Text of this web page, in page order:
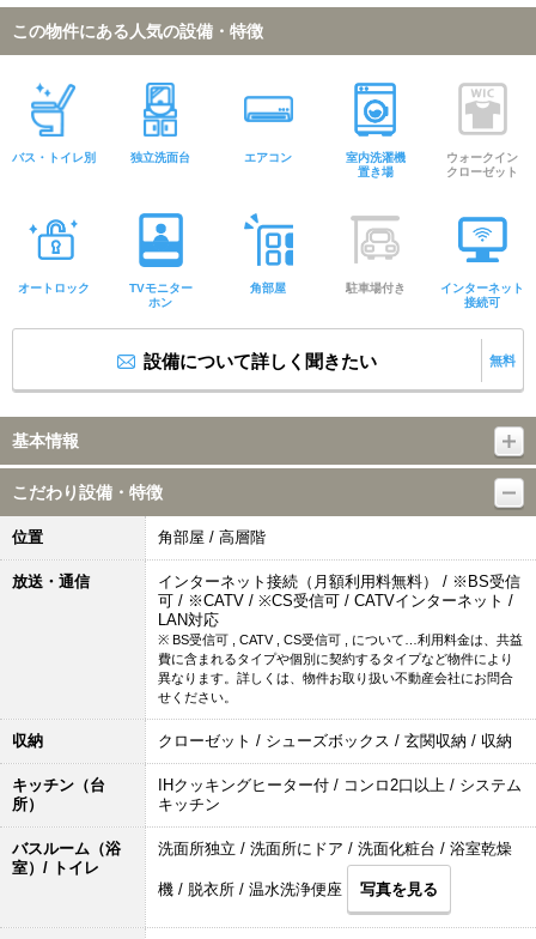
この物件にある人気の設備・特徴
バス・トイレ別 独立洗面台 エアコン
室内洗濯機
置き場
ウォークイン
クローゼット
オートロック
TVモニター
ホン
角部屋 駐車場付き
インターネット
接続可
設備について詳しく聞きたい 無料
基本情報
こだわり設備・特徴
位置 角部屋 / 高層階
放送・通信
インターネット接続（月額利用料無料） / ※BS受信
可 / ※CATV / ※CS受信可 / CATVインターネット /
LAN対応
※ BS受信可 , CATV , CS受信可 , について…利用料金は、共益
費に含まれるタイプや個別に契約するタイプなど物件により
異なります。詳しくは、物件お取り扱い不動産会社にお問合
せください。
収納 クローゼット / シューズボックス / 玄関収納 / 収納
キッチン（台
所）
IHクッキングヒーター付 / コンロ2口以上 / システム
キッチン
バスルーム（浴
室）/ トイレ
洗面所独立 / 洗面所にドア / 洗面化粧台 / 浴室乾燥
機 / 脱衣所 / 温水洗浄便座 写真を見る